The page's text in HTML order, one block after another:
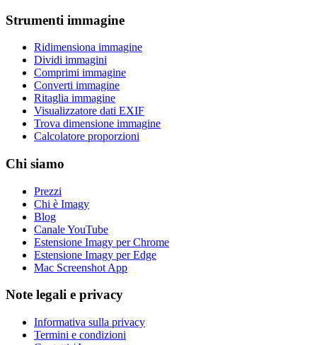
Strumenti immagine
Ridimensiona immagine
Dividi immagini
Comprimi immagine
Converti immagine
Ritaglia immagine
Visualizzatore dati EXIF
Trova dimensione immagine
Calcolatore proporzioni
Chi siamo
Prezzi
Chi è Imagy
Blog
Canale YouTube
Estensione Imagy per Chrome
Estensione Imagy per Edge
Mac Screenshot App
Note legali e privacy
Informativa sulla privacy
Termini e condizioni